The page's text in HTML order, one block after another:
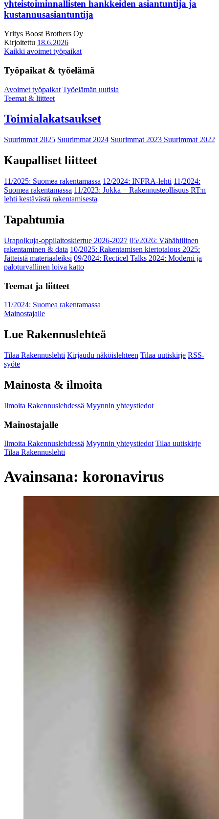
yhteistoiminnallisten hankkeiden asiantuntija ja
kustannusasiantuntija
Yritys Boost Brothers Oy
Kirjoitettu 18.6.2026
Kaikki avoimet työpaikat
Työpaikat & työelämä
Avoimet työpaikat Työelämän uutisia
Teemat & liitteet
Toimialakatsaukset
Suurimmat 2025 Suurimmat 2024 Suurimmat 2023 Suurimmat 2022
Kaupalliset liitteet
11/2025: Suomea rakentamassa 12/2024: INFRA-lehti 11/2024:
Suomea rakentamassa 11/2023: Jokka − Rakennusteollisuus RT:n
lehti kestävästä rakentamisesta
Tapahtumia
Urapolkuja-oppilaitoskiertue 2026-2027 05/2026: Vähähiilinen
rakentaminen & data 10/2025: Rakentamisen kiertotalous 2025:
Jätteistä materiaaleiksi 09/2024: Recticel Talks 2024: Moderni ja
paloturvallinen loiva katto
Teemat ja liitteet
11/2024: Suomea rakentamassa
Mainostajalle
Lue Rakennuslehteä
Tilaa Rakennuslehti Kirjaudu näköislehteen Tilaa uutiskirje RSS-
syöte
Mainosta & ilmoita
Ilmoita Rakennuslehdessä Myynnin yhteystiedot
Mainostajalle
Ilmoita Rakennuslehdessä Myynnin yhteystiedot Tilaa uutiskirje
Tilaa Rakennuslehti
Avainsana: koronavirus